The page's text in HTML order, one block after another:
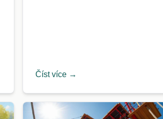
Číst více →